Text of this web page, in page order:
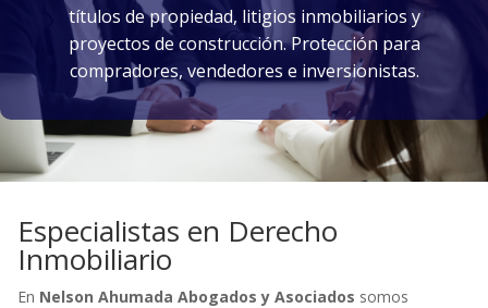
títulos de propiedad, litigios inmobiliarios y
proyectos de construcción. Protección para
compradores, vendedores e inversionistas.
Especialistas en Derecho
Inmobiliario
En Nelson Ahumada Abogados y Asociados somos